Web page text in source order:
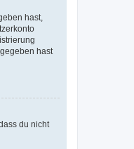
hast,
hast
du nicht